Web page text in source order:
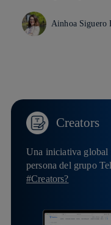
Ainhoa Siguero
Creators
Una iniciativa global
persona del grupo
#Creators?